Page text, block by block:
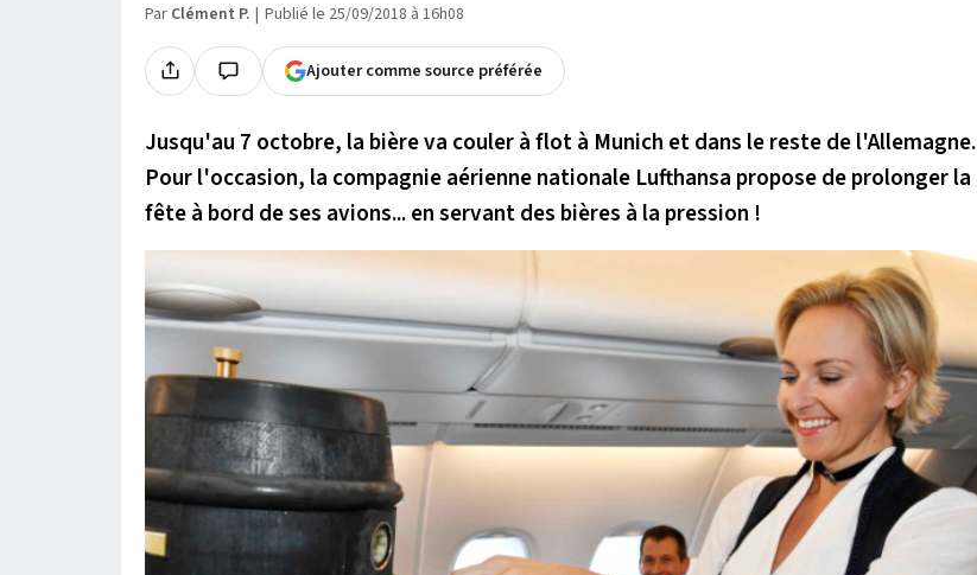
Par Clément P. Publié le 25/09/2018 à 16h08
Ajouter comme source préférée
Jusqu'au 7 octobre, la bière va couler à flot à Munich et dans le reste de l'Allemagne.
Pour l'occasion, la compagnie aérienne nationale Lufthansa propose de prolonger la
fête à bord de ses avions... en servant des bières à la pression !